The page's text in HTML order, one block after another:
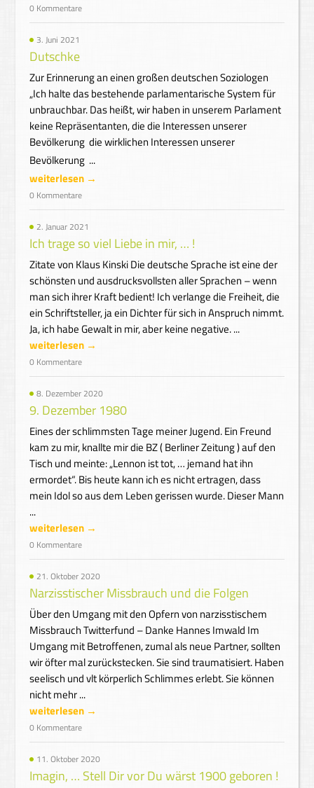
0 Kommentare
3. Juni 2021
Dutschke
Zur Erinnerung an einen großen deutschen Soziologen
„Ich halte das bestehende parlamentarische System für
unbrauchbar. Das heißt, wir haben in unserem Parlament
keine Repräsentanten, die die Interessen unserer
Bevölkerung  die wirklichen Interessen unserer
Bevölkerung  ...
weiterlesen →
0 Kommentare
2. Januar 2021
Ich trage so viel Liebe in mir, … !
Zitate von Klaus Kinski Die deutsche Sprache ist eine der
schönsten und ausdrucksvollsten aller Sprachen – wenn
man sich ihrer Kraft bedient! Ich verlange die Freiheit, die
ein Schriftsteller, ja ein Dichter für sich in Anspruch nimmt.
Ja, ich habe Gewalt in mir, aber keine negative. ...
weiterlesen →
0 Kommentare
8. Dezember 2020
9. Dezember 1980
Eines der schlimmsten Tage meiner Jugend. Ein Freund
kam zu mir, knallte mir die BZ ( Berliner Zeitung ) auf den
Tisch und meinte: „Lennon ist tot, … jemand hat ihn
ermordet“. Bis heute kann ich es nicht ertragen, dass
mein Idol so aus dem Leben gerissen wurde. Dieser Mann
...
weiterlesen →
0 Kommentare
21. Oktober 2020
Narzisstischer Missbrauch und die Folgen
Über den Umgang mit den Opfern von narzisstischem
Missbrauch Twitterfund – Danke Hannes Imwald Im
Umgang mit Betroffenen, zumal als neue Partner, sollten
wir öfter mal zurückstecken. Sie sind traumatisiert. Haben
seelisch und vlt körperlich Schlimmes erlebt. Sie können
nicht mehr ...
weiterlesen →
0 Kommentare
11. Oktober 2020
Imagin, … Stell Dir vor Du wärst 1900 geboren !